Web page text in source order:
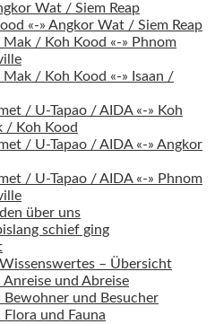
Wat / Siem Reap
«-» Angkor Wat / Siem Reap
Mak / Koh Kood «-» Phnom
Mak / Koh Kood «-» Isaan /
/ U-Tapao / AIDA «-» Koh
/ Koh Kood
/ U-Tapao / AIDA «-» Angkor
/ U-Tapao / AIDA «-» Phnom
über uns
schief ging
– Übersicht
Anreise und Abreise
Bewohner und Besucher
Flora und Fauna